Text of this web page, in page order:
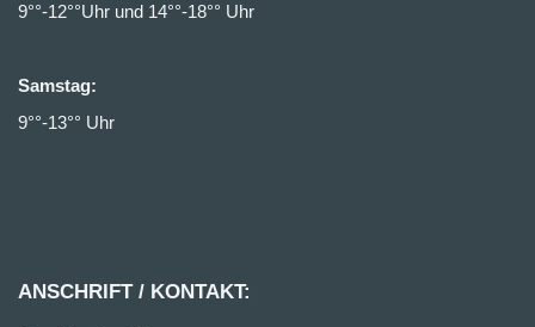
9°°-12°°Uhr und 14°°-18°° Uhr
Samstag:
9°°-13°° Uhr
ANSCHRIFT / KONTAKT: